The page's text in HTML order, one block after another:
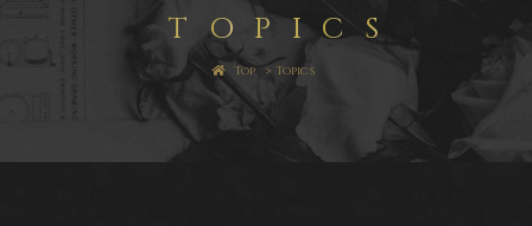
TO PIC S
Top Topics